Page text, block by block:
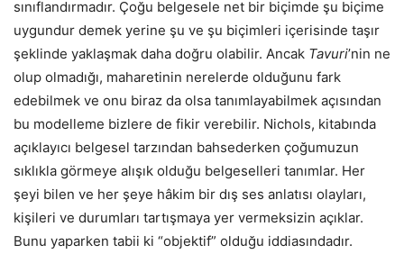
sınıflandırmadır. Çoğu belgesele net bir biçimde şu biçime
uygundur demek yerine şu ve şu biçimleri içerisinde taşır
şeklinde yaklaşmak daha doğru olabilir. Ancak Tavuri’nin ne
olup olmadığı, maharetinin nerelerde olduğunu fark
edebilmek ve onu biraz da olsa tanımlayabilmek açısından
bu modelleme bizlere de fikir verebilir. Nichols, kitabında
açıklayıcı belgesel tarzından bahsederken çoğumuzun
sıklıkla görmeye alışık olduğu belgeselleri tanımlar. Her
şeyi bilen ve her şeye hâkim bir dış ses anlatısı olayları,
kişileri ve durumları tartışmaya yer vermeksizin açıklar.
Bunu yaparken tabii ki “objektif” olduğu iddiasındadır.